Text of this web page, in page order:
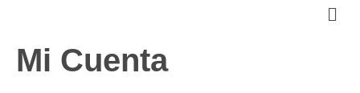
Mi Cuenta